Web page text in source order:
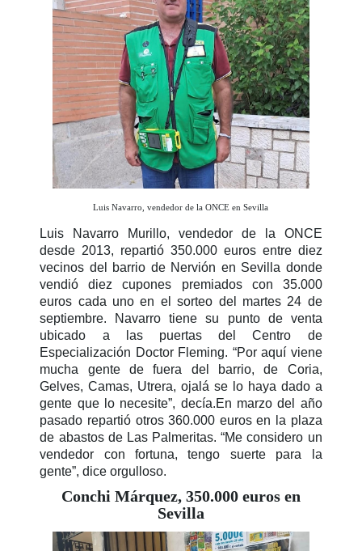
Luis Navarro, vendedor de la ONCE en Sevilla
Luis Navarro Murillo, vendedor de la ONCE
desde 2013, repartió 350.000 euros entre diez
vecinos del barrio de Nervión en Sevilla donde
vendió diez cupones premiados con 35.000
euros cada uno en el sorteo del martes 24 de
septiembre. Navarro tiene su punto de venta
ubicado a las puertas del Centro de
Especialización Doctor Fleming. “Por aquí viene
mucha gente de fuera del barrio, de Coria,
Gelves, Camas, Utrera, ojalá se lo haya dado a
gente que lo necesite”, decía.En marzo del año
pasado repartió otros 360.000 euros en la plaza
de abastos de Las Palmeritas. “Me considero un
vendedor con fortuna, tengo suerte para la
gente”, dice orgulloso.
Conchi Márquez, 350.000 euros en
Sevilla